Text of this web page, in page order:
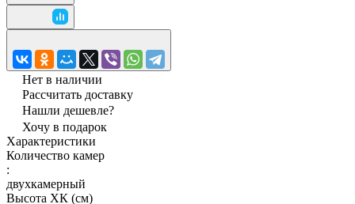
Нет в наличии
Рассчитать доставку
Нашли дешевле?
Хочу в подарок
Характеристики
Количество камер
:
двухкамерный
Высота ХК (см)